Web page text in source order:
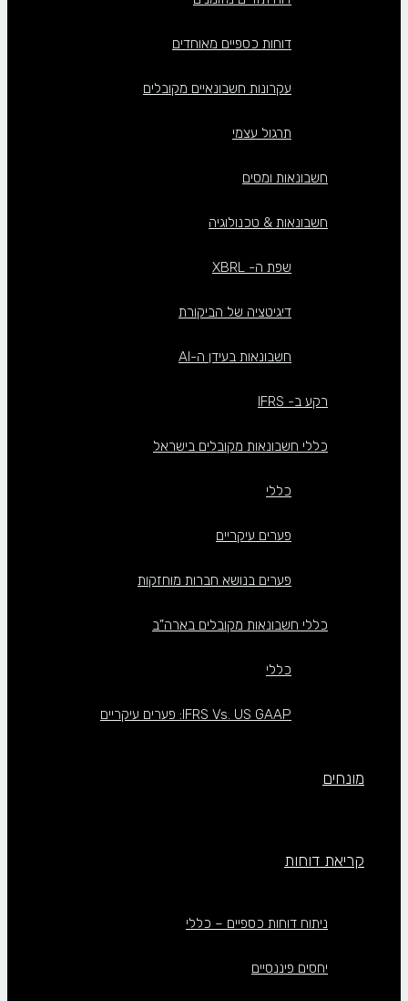
דוחות כספיים מאוחדים
עקרונות חשבונאיים מקובלים
תרגול עצמי
חשבונאות ומסים
חשבונאות & טכנולוגיה
שפת ה- XBRL
דיגיטציה של הביקורת
חשבונאות בעידן ה-AI
רקע ב- IFRS
כללי חשבונאות מקובלים בישראל
כללי
פערים עיקריים
פערים בנושא חברות מוחזקות
כללי חשבונאות מקובלים בארה”ב
כללי
IFRS Vs. US GAAP: פערים עיקריים
מונחים
קריאת דוחות
ניתוח דוחות כספיים – כללי
יחסים פיננסיים